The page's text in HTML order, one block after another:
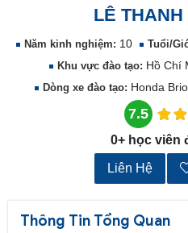
LÊ
Năm kinh nghiệm: 10 Tuổi/
Khu vực đào tạo: Hồ Chí
Dòng xe đào tạo: Honda
7.5
0+ học viên
Liên Hệ
Thông Tin Tổng Quan